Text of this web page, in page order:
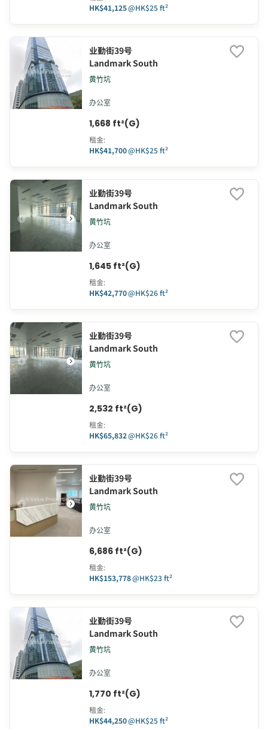
HK$41,125@HK$25 ft²
业勤街39号
Landmark South
黄竹坑
办公室
1,668 ft²(G)
租金:
HK$41,700@HK$25 ft²
业勤街39号
Landmark South
黄竹坑
办公室
1,645 ft²(G)
租金:
HK$42,770@HK$26 ft²
业勤街39号
Landmark South
黄竹坑
办公室
2,532 ft²(G)
租金:
HK$65,832@HK$26 ft²
业勤街39号
Landmark South
黄竹坑
办公室
6,686 ft²(G)
租金:
HK$153,778@HK$23 ft²
业勤街39号
Landmark South
黄竹坑
办公室
1,770 ft²(G)
租金:
HK$44,250@HK$25 ft²